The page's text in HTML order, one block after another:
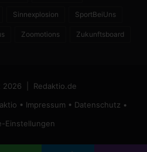
Sinnexplosion SportBeiUns
Zoomotions Zukunftsboard
2026 | Redaktio.de
• Impressum • Datenschutz •
Einstellungen